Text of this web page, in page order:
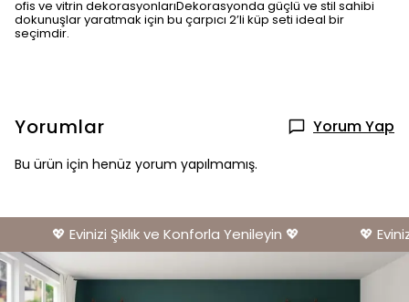
ofis ve vitrin dekorasyonlarıDekorasyonda güçlü ve stil sahibi
dokunuşlar yaratmak için bu çarpıcı 2’li küp seti ideal bir
seçimdir.
Yorumlar Yorum Yap
Bu ürün için henüz yorum yapılmamış.
💖 Evinizi Şıklık ve Konforla Yenileyin 💖 💖